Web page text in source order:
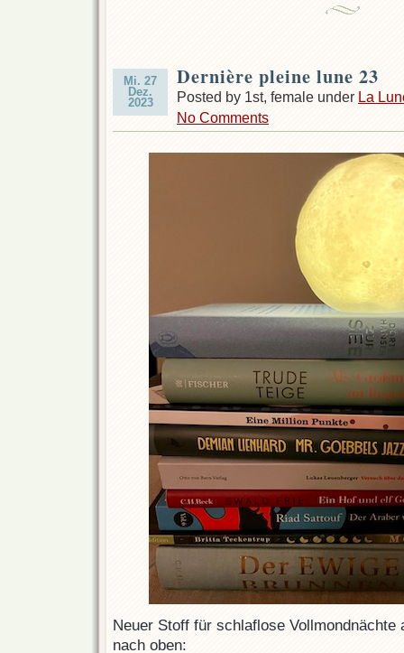
Mi. 27
Dez.
2023
Dernière pleine lune 23
Posted by 1st, female under La
No Comments
Neuer Stoff für schlaflose Vollmondnächte
nach oben: